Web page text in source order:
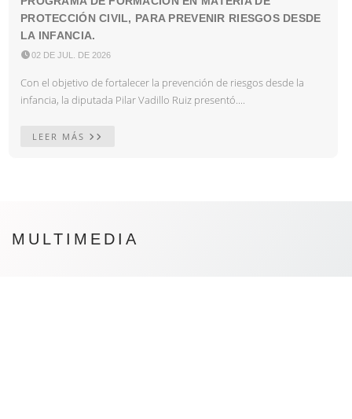
PROTECCIÓN CIVIL, PARA PREVENIR RIESGOS DESDE
LA INFANCIA.
02 DE JUL. DE 2026
Con el objetivo de fortalecer la prevención de riesgos desde la
infancia, la diputada Pilar Vadillo Ruiz presentó....
LEER MÁS
MULTIMEDIA